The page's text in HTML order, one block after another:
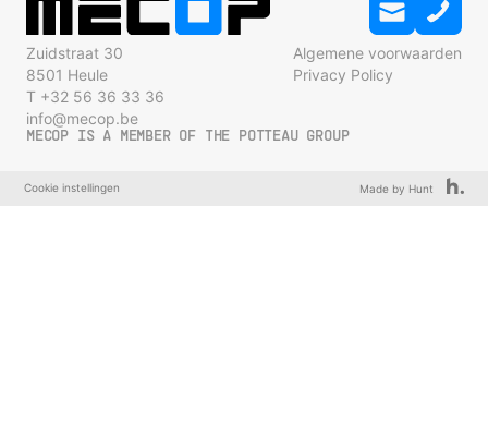
Zuidstraat 30
8501 Heule
T +32 56 36 33 36
info@mecop.be
Algemene voorwaarden
Privacy Policy
MECOP IS A MEMBER OF THE POTTEAU GROUP
Cookie instellingen Made by Hunt